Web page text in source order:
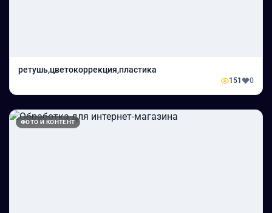
ретушь,цветокоррекция,пластика
151 0
ФОТО И КОНТЕНТ